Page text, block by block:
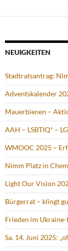
NEUIGKEITEN
Stadtratsantrag:
Adventskalender
Mauerbienen –
AAH – LSBTIQ* –
WMOOC 2025 –
Nimm Platz in
Light Our Vision
Bürgerrat – klingt
Frieden im
Sa. 14. Juni 2025: